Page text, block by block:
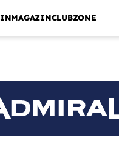
INMAGAZINCLUBZONE